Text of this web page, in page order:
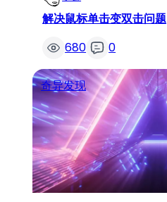
解决鼠标单击变双击问题
680
0
奇异发现